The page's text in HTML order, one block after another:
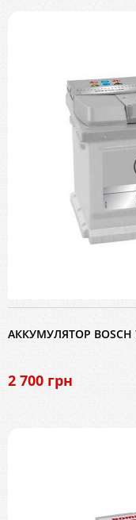
АККУМУЛЯТОР BOSCH
2 700 грн